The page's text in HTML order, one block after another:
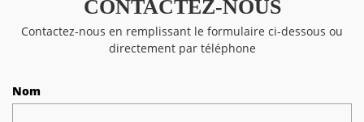
CONTACTEZ-NOUS
Contactez-nous en remplissant le formulaire ci-dessous ou
directement par téléphone
Nom